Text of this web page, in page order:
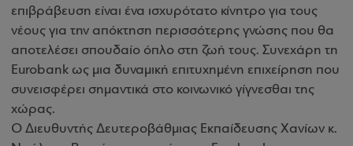
επιβράβευση είναι ένα ισχυρότατο κίνητρο για τους
νέους για την απόκτηση περισσότερης γνώσης που θα
αποτελέσει σπουδαίο όπλο στη ζωή τους. Συνεχάρη τη
Eurobank ως μια δυναμική επιτυχημένη επιχείρηση που
συνεισφέρει σημαντικά στο κοινωνικό γίγνεσθαι της
χώρας.
Ο Διευθυντής Δευτεροβάθμιας Εκπαίδευσης Χανίων κ.